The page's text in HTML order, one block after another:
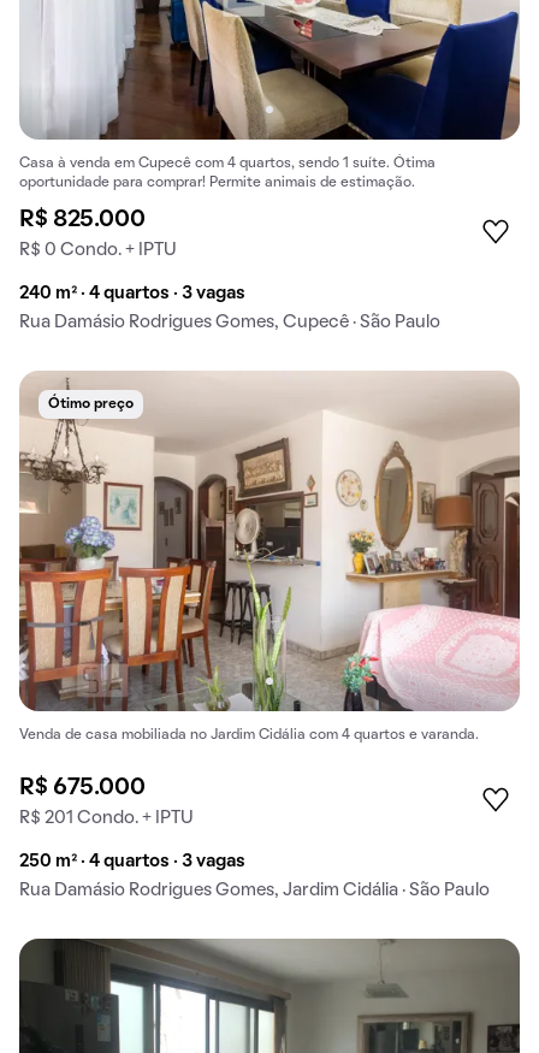
Casa à venda em Cupecê com 4 quartos, sendo 1 suíte. Ótima
oportunidade para comprar! Permite animais de estimação.
R$ 825.000
R$ 0 Condo. + IPTU
240 m² · 4 quartos · 3 vagas
Rua Damásio Rodrigues Gomes, Cupecê · São Paulo
Ótimo preço
Venda de casa mobiliada no Jardim Cidália com 4 quartos e varanda.
R$ 675.000
R$ 201 Condo. + IPTU
250 m² · 4 quartos · 3 vagas
Rua Damásio Rodrigues Gomes, Jardim Cidália · São Paulo